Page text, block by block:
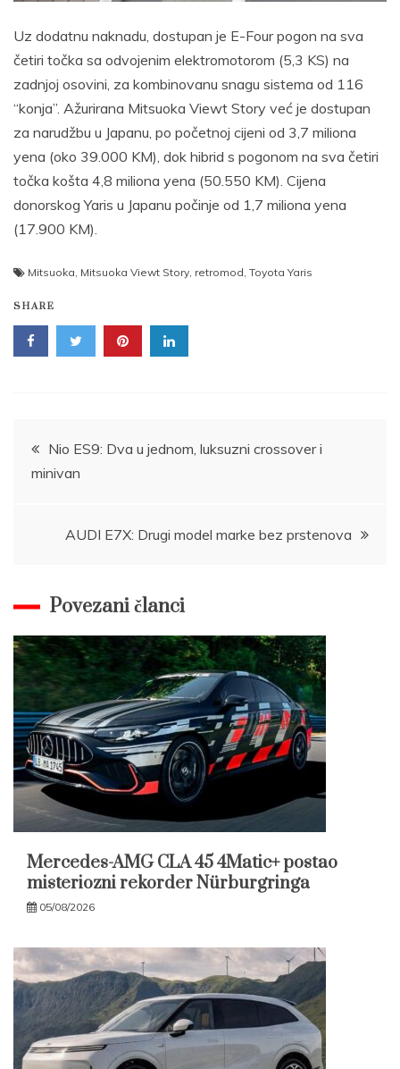
Uz dodatnu naknadu, dostupan je E-Four pogon na sva
četiri točka sa odvojenim elektromotorom (5,3 KS) na
zadnjoj osovini, za kombinovanu snagu sistema od 116
“konja”. Ažurirana Mitsuoka Viewt Story već je dostupan
za narudžbu u Japanu, po početnoj cijeni od 3,7 miliona
yena (oko 39.000 KM), dok hibrid s pogonom na sva četiri
točka košta 4,8 miliona yena (50.550 KM). Cijena
donorskog Yaris u Japanu počinje od 1,7 miliona yena
(17.900 KM).
Mitsuoka, Mitsuoka Viewt Story, retromod, Toyota Yaris
SHARE
Post
navigation
Nio ES9: Dva u jednom, luksuzni crossover i
minivan
AUDI E7X: Drugi model marke bez prstenova
Povezani članci
Mercedes-AMG CLA 45 4Matic+ postao
misteriozni rekorder Nürburgringa
05/08/2026